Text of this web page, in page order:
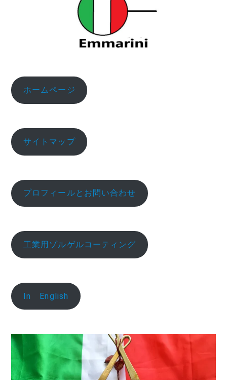
ホームページ
サイトマップ
プロフィールとお問い合わせ
工業用ゾルゲルコーティング
In English